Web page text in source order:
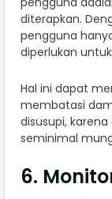
diterapkan.
pengguna
diperlukan
Hal ini dapat
membatasi
disusupi,
seminimal
6.